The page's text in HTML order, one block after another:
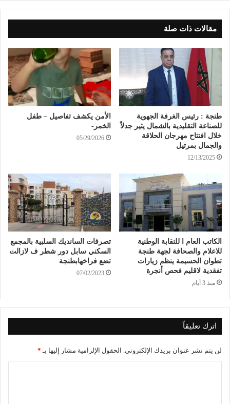
مقالات ذات صلة
طنجة : رئيس الغرفة الجهوية
للصناعة التقليدية بالشمال يثير جدلاً
خلال افتتاح مهرجان الحلاقة
والجمال بمرتيل
12/13/2025
الأمن يكشف تفاصيل – طفل
الخمر-
05/29/2026
الكاتب العام ا للنقابة الوطنية
للاعلام والصحافة لجهة طنجة
تطوان الحسيمة ينظم زيارات
تفقدية لاقليم فحص أنجرة
منذ 3 أيام
تصرفات السانديك السلبية بالمجمع
السكني سابل دور شطر ف لازالت
تضع فراخهابطنجة
07/02/2023
اترك تعليقاً
لن يتم نشر عنوان بريدك الإلكتروني. الحقول الإلزامية مشار إليها بـ *